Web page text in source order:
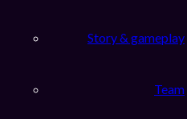
Story & gameplay
Team
m’inscrire ?